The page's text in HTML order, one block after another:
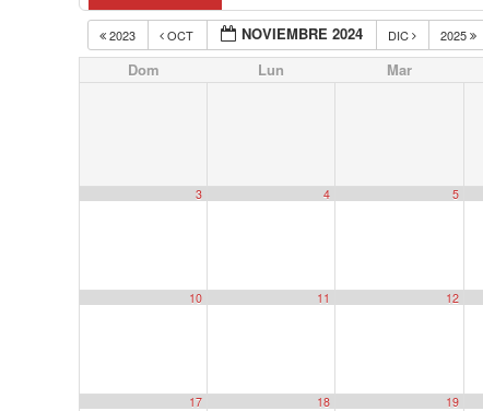
2023 OCT NOVIEMBRE 2024 DIC 2025
Dom Lun Mar
3 4 5
10 11 12
17 18 19